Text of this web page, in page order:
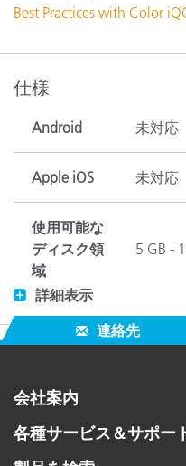
Best Practices with Color
仕様
Android 未対応
Apple iOS 未対応
使用可能な
ディスク領
域
5 GB -
FMC2
ΔE94
色空間
Android 装
詳細表示
連絡先
会社案内
各種サービス＆サポー